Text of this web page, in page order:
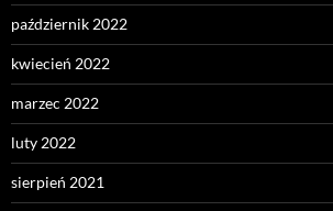
październik 2022
kwiecień 2022
marzec 2022
luty 2022
sierpień 2021